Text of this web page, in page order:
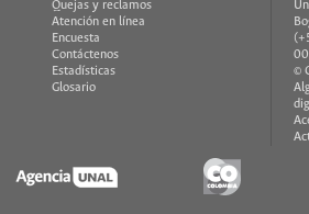
Quejas y reclamos
Atención en línea
Encuesta
Contáctenos
Estadísticas
Glosario
©